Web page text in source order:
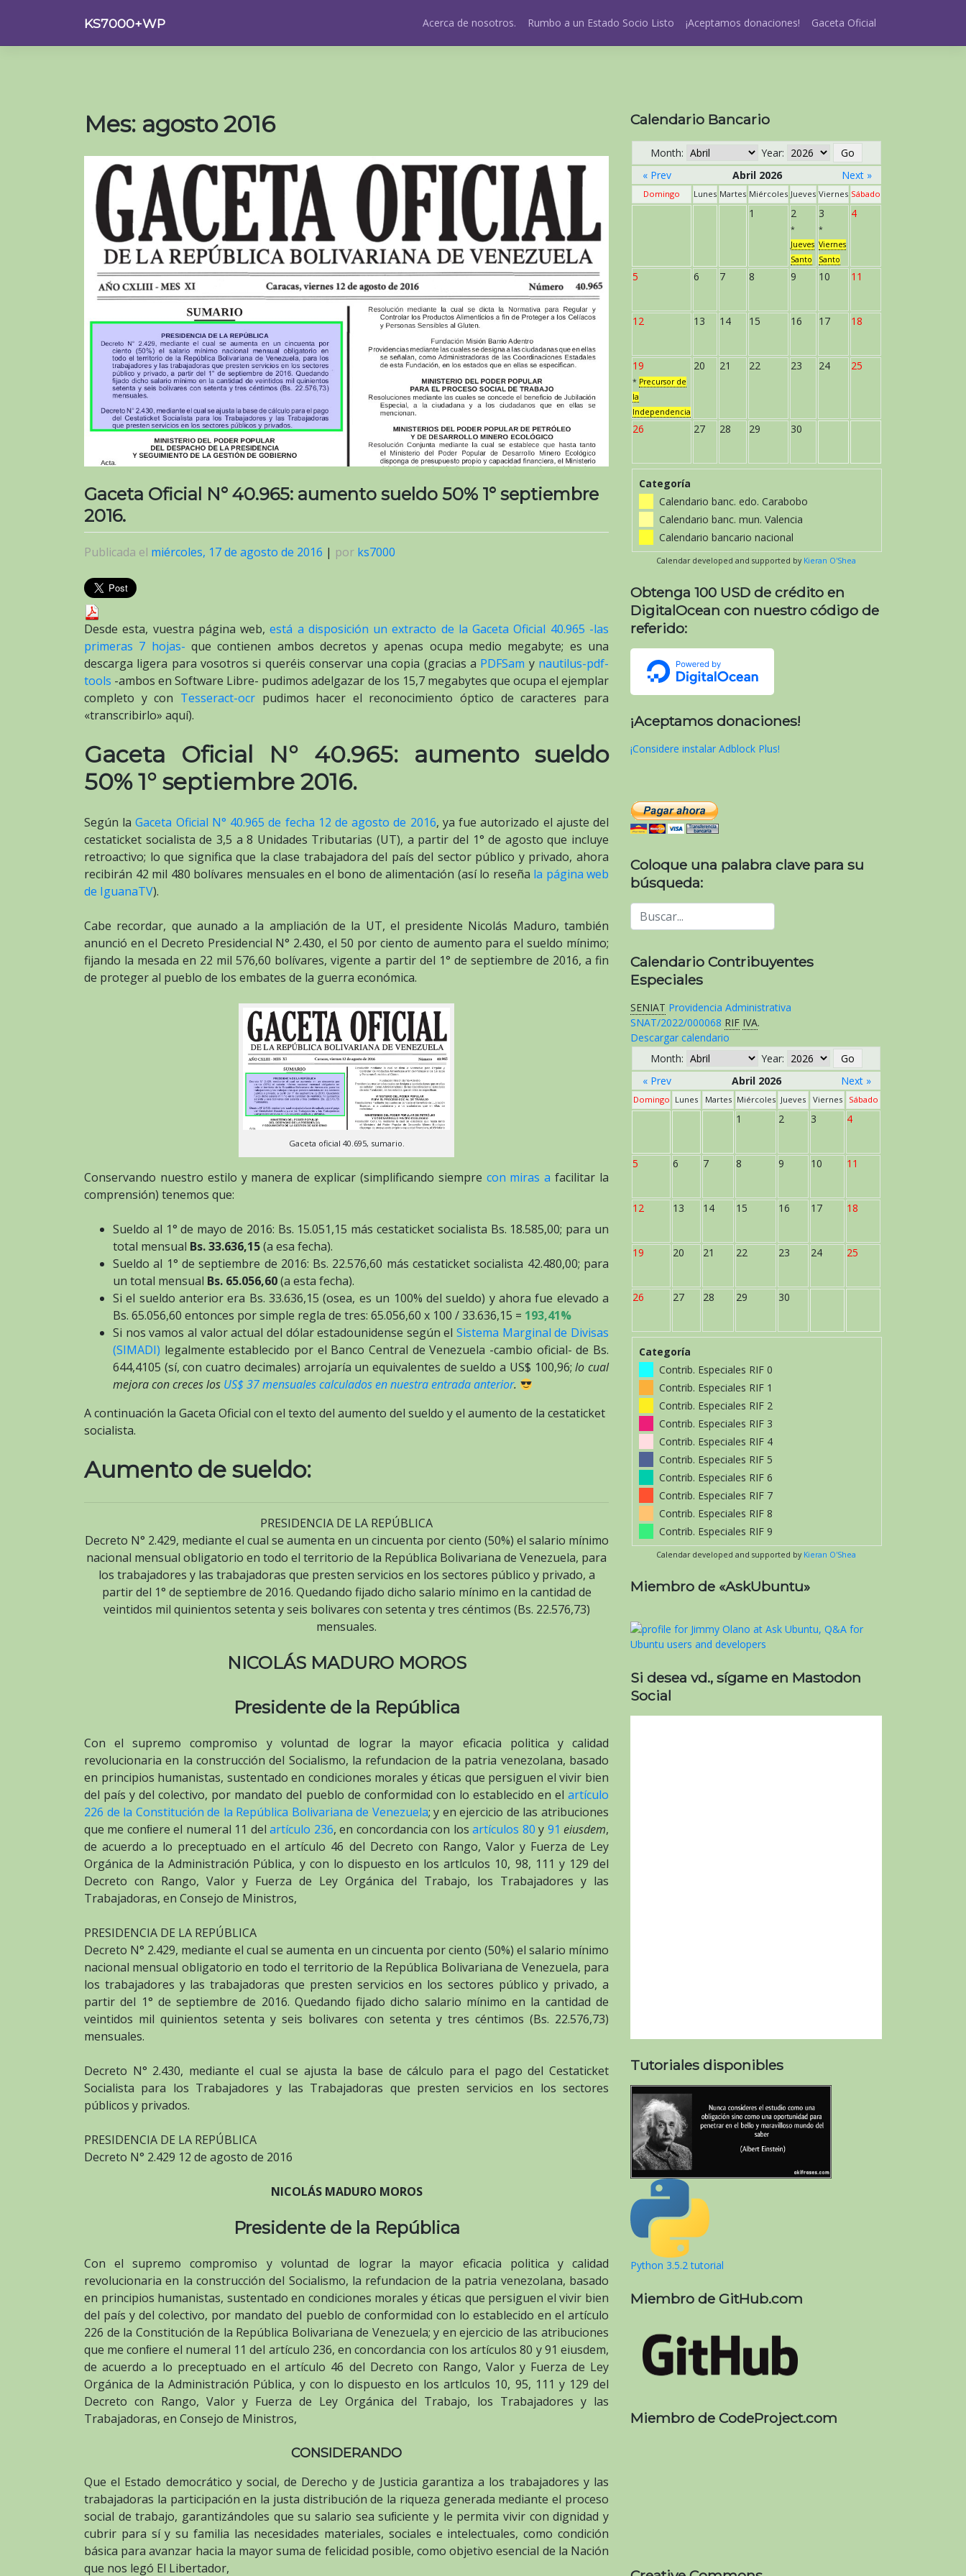
contenido
KS7000+WP Acerca de nosotros. Rumbo a un Estado Socio Listo ¡Aceptamos donaciones! Gaceta Oficial
Mes: agosto 2016
Gaceta Oficial N° 40.965: aumento sueldo 50% 1° septiembre
2016.
Publicada el miércoles, 17 de agosto de 2016 | por ks7000
Desde esta, vuestra página web,está a disposición un extracto de la Gaceta Oficial 40.965 -las
primeras 7 hojas- que contienen ambos decretos y apenas ocupa medio megabyte; es una
descarga ligera para vosotros si queréis conservar una copia (gracias a PDFSam y nautilus-pdf-
tools -ambos en Software Libre- pudimos adelgazar de los 15,7 megabytes que ocupa el ejemplar
completo y con Tesseract-ocrpudimos hacer el reconocimiento óptico de caracteres para
«transcribirlo» aquí).
Gaceta Oficial N° 40.965: aumento sueldo
50% 1° septiembre 2016.
Según laGaceta Oficial N° 40.965 de fecha 12 de agosto de 2016, ya fue autorizado el ajuste del
cestaticket socialista de 3,5 a 8 Unidades Tributarias (UT), a partir del 1° de agosto que incluye
retroactivo; lo que significa que la clase trabajadora del país del sector público y privado, ahora
recibirán 42 mil 480 bolívares mensuales en el bono de alimentación (así lo reseña la página web
de IguanaTV).
Cabe recordar, que aunado a la ampliación de la UT, el presidente Nicolás Maduro, también
anunció en el Decreto Presidencial N° 2.430, el 50 por ciento de aumento para el sueldo mínimo;
fijando la mesada en 22 mil 576,60 bolívares, vigente a partir del 1° de septiembre de 2016, a fin
de proteger al pueblo de los embates de la guerra económica.
Gaceta oficial 40.695, sumario.
Conservando nuestro estilo y manera de explicar (simplificando siempre con miras a facilitar la
comprensión) tenemos que:
Sueldo al 1° de mayo de 2016: Bs. 15.051,15 más cestaticket socialista Bs. 18.585,00; para un
total mensual Bs. 33.636,15(a esa fecha).
Sueldo al 1° de septiembre de 2016: Bs. 22.576,60 más cestaticket socialista 42.480,00; para
un total mensual Bs. 65.056,60(a esta fecha).
Si el sueldo anterior era Bs. 33.636,15 (osea, es un 100% del sueldo) y ahora fue elevado a
Bs. 65.056,60 entonces por simple regla de tres: 65.056,60 x 100 / 33.636,15 = 193,41%
Si nos vamos al valor actual del dólar estadounidense según elSistema Marginal de Divisas
(SIMADI) legalmente establecido por el Banco Central de Venezuela -cambio oficial- de Bs.
644,4105 (sí, con cuatro decimales) arrojaría un equivalentes de sueldo a US$ 100,96;lo cual
mejora con creces los US$ 37 mensuales calculados en nuestra entrada anterior.
A continuación la Gaceta Oficial con el texto del aumento del sueldo y el aumento de la cestaticket
socialista.
Aumento de sueldo:
PRESIDENCIA DE LA REPÚBLICA
Decreto N° 2.429, mediante el cual se aumenta en un cincuenta por ciento (50%) el salario mínimo
nacional mensual obligatorio en todo el territorio de la República Bolivariana de Venezuela, para
los trabajadores y las trabajadoras que presten servicios en los sectores público y privado, a
partir del 1° de septiembre de 2016. Quedando fijado dicho salario mínimo en la cantidad de
veintidos mil quinientos setenta y seis bolivares con setenta y tres céntimos (Bs. 22.576,73)
mensuales.
NICOLÁS MADURO MOROS
Presidente de la República
Con el supremo compromiso y voluntad de lograr la mayor eficacia politica y calidad
revolucionaria en la construcción del Socialismo, la refundacion de la patria venezolana, basado
en principios humanistas, sustentado en condiciones morales y éticas que persiguen el vivir bien
del país y del colectivo, por mandato del pueblo de conformidad con lo establecido en el artículo
226 de la Constitución de la República Bolivariana de Venezuela; y en ejercicio de las atribuciones
que me conﬁere el numeral 11 delartículo 236, en concordancia con losartículos 80 y 91 eiusdem,
de acuerdo a lo preceptuado en el artículo 46 del Decreto con Rango, Valor y Fuerza de Ley
Orgánica de la Administración Pública, y con lo dispuesto en los artlculos 10, 98, 111 y 129 del
Decreto con Rango, Valor y Fuerza de Ley Orgánica del Trabajo, los Trabajadores y las
Trabajadoras, en Consejo de Ministros,
PRESIDENCIA DE LA REPÚBLICA
Decreto N° 2.429, mediante el cual se aumenta en un cincuenta por ciento (50%) el salario mínimo
nacional mensual obligatorio en todo el territorio de la República Bolivariana de Venezuela, para
los trabajadores y las trabajadoras que presten servicios en los sectores público y privado, a
partir del 1° de septiembre de 2016. Quedando fijado dicho salario mínimo en la cantidad de
veintidos mil quinientos setenta y seis bolivares con setenta y tres céntimos (Bs. 22.576,73)
mensuales.
Decreto N° 2.430, mediante el cual se ajusta la base de cálculo para el pago del Cestaticket
Socialista para los Trabajadores y las Trabajadoras que presten servicios en los sectores
públicos y privados.
PRESIDENCIA DE LA REPÚBLICA
Decreto N° 2.429 12 de agosto de 2016
NICOLÁS MADURO MOROS
Presidente de la República
Con el supremo compromiso y voluntad de lograr la mayor eficacia politica y calidad
revolucionaria en la construcción del Socialismo, la refundacion de la patria venezolana, basado
en principios humanistas, sustentado en condiciones morales y éticas que persiguen el vivir bien
del país y del colectivo, por mandato del pueblo de conformidad con lo establecido en el artículo
226 de la Constitución de la República Bolivariana de Venezuela; y en ejercicio de las atribuciones
que me conﬁere el numeral 11 del artículo 236, en concordancia con los artículos 80 y 91 eiusdem,
de acuerdo a lo preceptuado en el artículo 46 del Decreto con Rango, Valor y Fuerza de Ley
Orgánica de la Administración Pública, y con lo dispuesto en los artlculos 10, 95, 111 y 129 del
Decreto con Rango, Valor y Fuerza de Ley Orgánica del Trabajo, los Trabajadores y las
Trabajadoras, en Consejo de Ministros,
CONSIDERANDO
Que el Estado democrático y social, de Derecho y de Justicia garantiza a los trabajadores y las
trabajadoras la participación en la justa distribución de la riqueza generada mediante el proceso
social de trabajo, garantizándoles que su salario sea suﬁciente y le permita vivir con dignidad y
cubrir para sí y su familia las necesidades materiales, sociales e intelectuales, como condición
básica para avanzar hacia la mayor suma de felicidad posible, como objetivo esencial de la Nación
que nos legó El Libertador,
Calendario Bancario
Month:
Year:
« Prev
Abril 2026 Next »
Domingo Lunes Martes Miércoles Jueves Viernes Sábado
1 2
*
Jueves
Santo
3
*
Viernes
Santo
4
5 6 7 8 9 10 11
12 13 14 15 16 17 18
19
* Precursor de
la
Independencia
20 21 22 23 24 25
26 27 28 29 30
Categoría
Calendario banc. edo. Carabobo
Calendario banc. mun. Valencia
Calendario bancario nacional
Calendar developed and supported by Kieran O'Shea
Obtenga 100 USD de crédito en
DigitalOcean con nuestro código de
referido:
¡Aceptamos donaciones!
¡Considere instalar Adblock Plus!
Coloque una palabra clave para su
búsqueda:
Calendario Contribuyentes
Especiales
SENIAT Providencia Administrativa
SNAT/2022/000068 RIF IVA.
Descargar calendario
Month:
Year:
« Prev
Abril 2026 Next »
Domingo Lunes Martes Miércoles Jueves Viernes Sábado
1 2 3 4
5 6 7 8 9 10 11
12 13 14 15 16 17 18
19 20 21 22 23 24 25
26 27 28 29 30
Categoría
Contrib. Especiales RIF 0
Contrib. Especiales RIF 1
Contrib. Especiales RIF 2
Contrib. Especiales RIF 3
Contrib. Especiales RIF 4
Contrib. Especiales RIF 5
Contrib. Especiales RIF 6
Contrib. Especiales RIF 7
Contrib. Especiales RIF 8
Contrib. Especiales RIF 9
Calendar developed and supported by Kieran O'Shea
Miembro de «AskUbuntu»
Si desea vd., sígame en Mastodon
Social
Tutoriales disponibles
Python 3.5.2 tutorial
Miembro de GitHub.com
Miembro de CodeProject.com